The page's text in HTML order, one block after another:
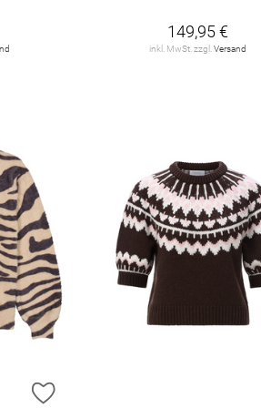
149,95 €
inkl. MwSt. zzgl.Versand
ZUR WUNSCHLISTE HINZUFÜGEN